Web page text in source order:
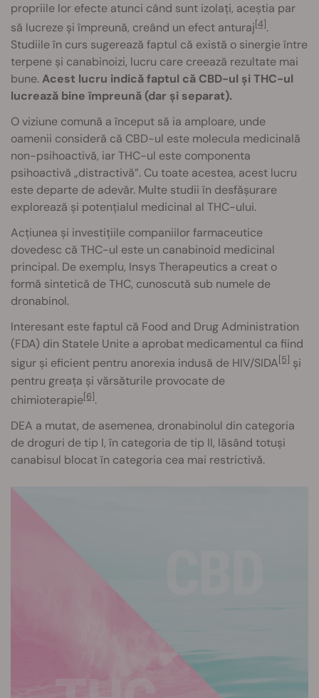
propriile lor efecte atunci când sunt izolați, aceștia par
să lucreze și împreună, creând un efect anturaj[4].
Studiile în curs sugerează faptul că există o sinergie între
terpene și canabinoizi, lucru care creează rezultate mai
bune.Acest lucru indică faptul că CBD-ul și THC-ul
lucrează bine împreună (dar și separat).
O viziune comună a început să ia amploare, unde
oamenii consideră că CBD-ul este molecula medicinală
non-psihoactivă, iar THC-ul este componenta
psihoactivă „distractivă”. Cu toate acestea, acest lucru
este departe de adevăr. Multe studii în desfășurare
explorează și potențialul medicinal al THC-ului.
Acțiunea și investițiile companiilor farmaceutice
dovedesc că THC-ul este un canabinoid medicinal
principal. De exemplu, Insys Therapeutics a creat o
formă sintetică de THC, cunoscută sub numele de
dronabinol.
Interesant este faptul că Food and Drug Administration
(FDA) din Statele Unite a aprobat medicamentul ca fiind
sigur și eficient pentru anorexia indusă de HIV/SIDA[5] și
pentru greața și vărsăturile provocate de
chimioterapie[6].
DEA a mutat, de asemenea, dronabinolul din categoria
de droguri de tip I, în categoria de tip II, lăsând totuși
canabisul blocat în categoria cea mai restrictivă.